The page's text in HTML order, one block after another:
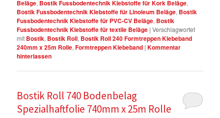
Beläge, Bostik Fussbodentechnik Klebstoffe für Kork Beläge,
Bostik Fussbodentechnik Klebstoffe für Linoleum Beläge, Bostik
Fussbodentechnik Klebstoffe für PVC-CV Beläge, Bostik
Fussbodentechnik Klebstoffe für textile Beläge |Verschlagwortet
mit Bostik, Bostik Roll, Bostik Roll 240 Formtreppen Klebeband
240mm x 25m Rolle,Formtreppen Klebeband |Kommentar
hinterlassen
Bostik Roll 740 Bodenbelag
Spezialhaftfolie 740mm x 25m Rolle